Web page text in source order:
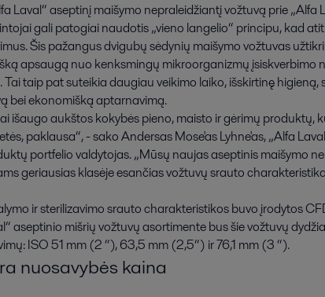
Laval“ aseptinį maišymo nepraleidžiantį vožtuvą prie „Alfa
gali patogiai naudotis „vieno langelio“ principu, kad
Šis pažangus dvigubų sėdynių maišymo vožtuvas
apsaugą nuo kenksmingų mikroorganizmų įsiskverbimo
Tai taip pat suteikia daugiau veikimo laiko, išskirtinę
bei ekonomišką aptarnavimą.
išaugo aukštos kokybės pieno, maisto ir gėrimų produktų,
paklausa“, - sako Andersas Mose'as Lyhne'as, „Alfa
portfelio valdytojas. „Mūsų naujas aseptinis maišymo
geriausias klasėje esančias vožtuvų srauto
ir sterilizavimo srauto charakteristikos buvo įrodytos
aseptinio mišrių vožtuvų asortimente bus šie vožtuvų
ISO 51 mm (2 “), 63,5 mm (2,5“) ir 76,1 mm (3 “).
nuosavybės kaina